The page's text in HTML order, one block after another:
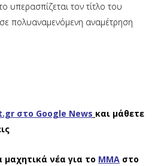
τον τίτλο του
πολυαναμενόμενη αναμέτρηση
στο Google News και μάθετε
μαχητικά νέα για το ΜΜΑ στο